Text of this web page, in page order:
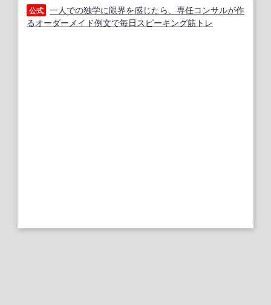
公式 一人での独学に限界を感じたら、専任コンサルが作
るオーダーメイド例文で毎日スピーキング筋トレ